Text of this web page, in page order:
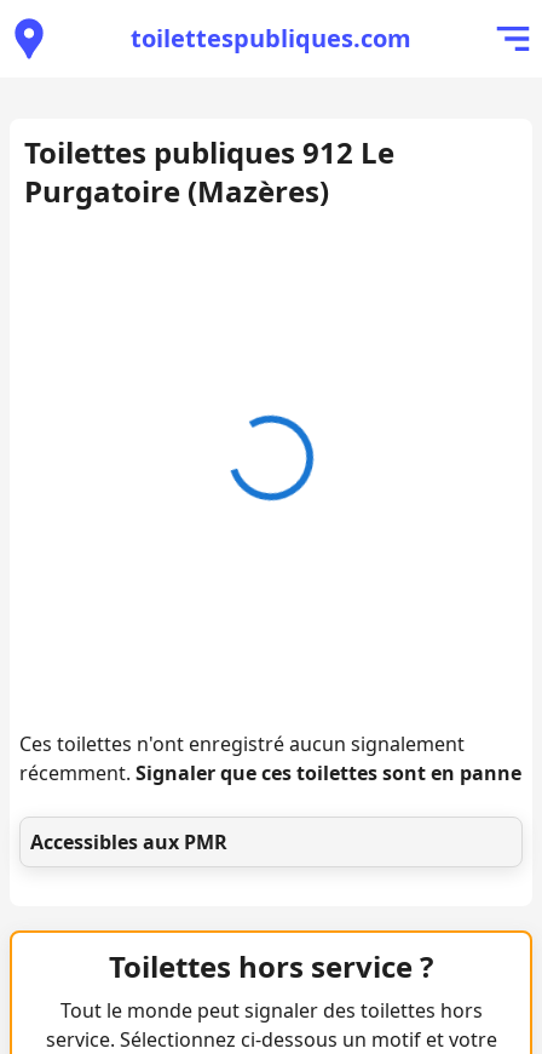
toilettespubliques.com
Toilettes publiques 912 Le
Purgatoire (Mazères)
Ces toilettes n'ont enregistré aucun signalement
récemment. Signaler que ces toilettes sont en panne
Accessibles aux PMR
Toilettes hors service ?
Tout le monde peut signaler des toilettes hors
service. Sélectionnez ci-dessous un motif et votre